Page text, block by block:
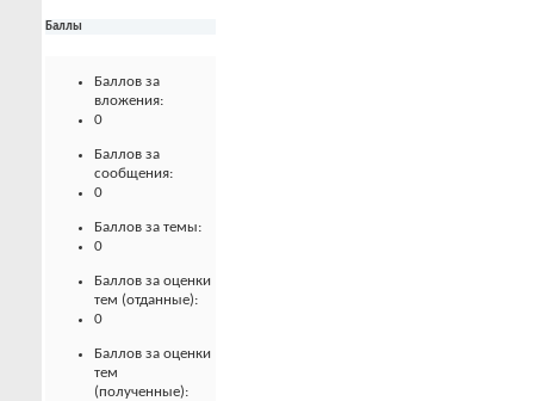
Баллы
Баллов за
вложения:
0
Баллов за
сообщения:
0
Баллов за темы:
0
Баллов за оценки
тем (отданные):
0
Баллов за оценки
тем
(полученные):